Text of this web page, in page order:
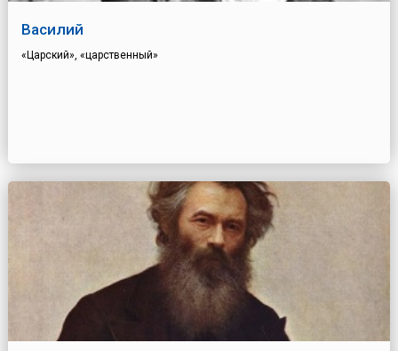
Василий
«Царский», «царственный»